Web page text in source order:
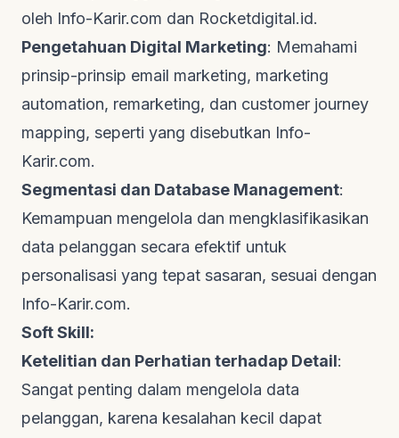
oleh Info-Karir.com dan Rocketdigital.id.
Pengetahuan Digital Marketing: Memahami
prinsip-prinsip email marketing, marketing
automation, remarketing, dan customer journey
mapping, seperti yang disebutkan Info-
Karir.com.
Segmentasi dan Database Management:
Kemampuan mengelola dan mengklasifikasikan
data pelanggan secara efektif untuk
personalisasi yang tepat sasaran, sesuai dengan
Info-Karir.com.
Soft Skill:
Ketelitian dan Perhatian terhadap Detail:
Sangat penting dalam mengelola data
pelanggan, karena kesalahan kecil dapat